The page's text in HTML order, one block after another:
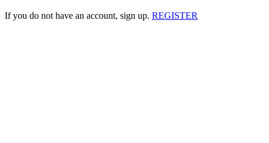
If you do not have an account, sign up. REGISTER